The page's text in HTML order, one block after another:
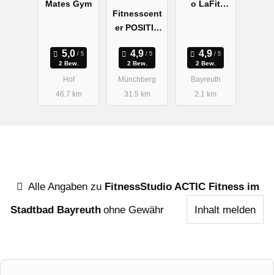
Mates Gym
2 Bew.
Hof
46.7 km
Fitnesscent
er POSITIV
2 Bew.
Münchberg
31.5 km
o LaFit
2 Bew.
Bayreuth
2.1 km
Alle Angaben zu FitnessStudio ACTIC Fitness im
Stadtbad Bayreuth ohne Gewähr Inhalt melden